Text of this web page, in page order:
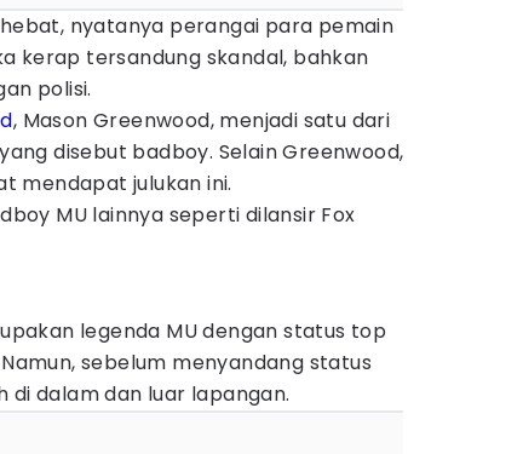
nyatanya perangai para pemain
kerap tersandung skandal, bahkan
polisi.
, Mason Greenwood, menjadi satu dari
disebut badboy. Selain Greenwood,
mendapat julukan ini.
MU lainnya seperti dilansir Fox
legenda MU dengan status top
sebelum menyandang status
dalam dan luar lapangan.